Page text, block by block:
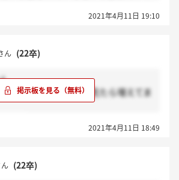
2021年4月11日 19:10
ん (22卒)
ったのですが、後で見たら増えてま
2021年4月11日 18:49
ん (22卒)